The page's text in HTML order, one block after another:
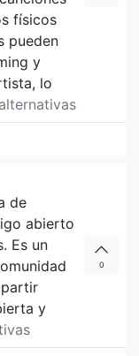
físicos
pueden
y
lo
de
abierto
Es un
y
0